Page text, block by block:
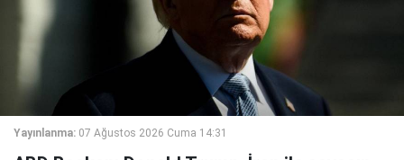
Yayınlanma: 07 Ağustos 2026 Cuma 14:31